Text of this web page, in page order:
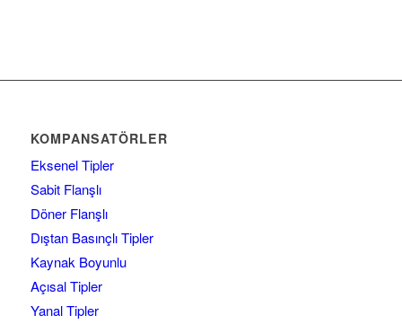
KOMPANSATÖRLER
Eksenel Tipler
Sabit Flanşlı
Döner Flanşlı
Dıştan Basınçlı Tipler
Kaynak Boyunlu
Açısal Tipler
Yanal Tipler